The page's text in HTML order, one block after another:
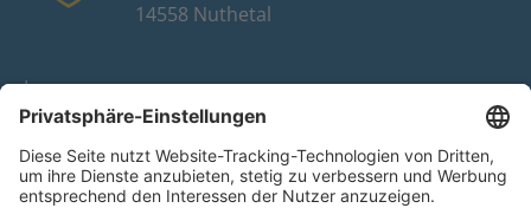
14558 Nuthetal
Impressum
Datenschutz
FAQ